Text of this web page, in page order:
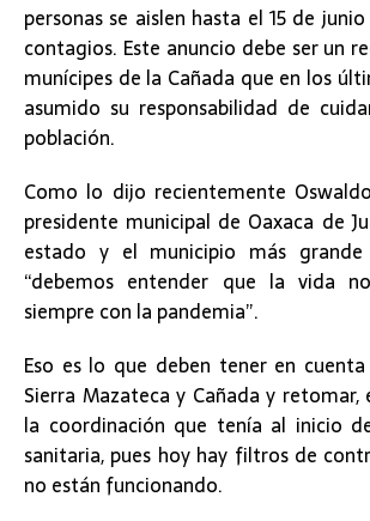
personas se aislen hasta el 15 de
contagios. Este anuncio debe ser un
munícipes de la Cañada que en los
asumido su responsabilidad de
población.
Como lo dijo recientemente
presidente municipal de Oaxaca de
estado y el municipio más
“debemos entender que la vida
siempre con la pandemia”.
Eso es lo que deben tener en
Sierra Mazateca y Cañada y
la coordinación que tenía al inicio
sanitaria, pues hoy hay filtros de
no están funcionando.